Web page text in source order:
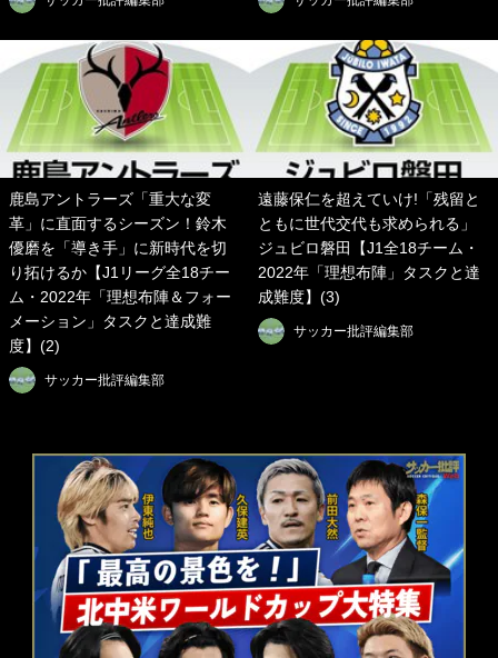
鹿島アントラーズ「重大な変
革」に直面するシーズン！鈴木
優磨を「導き手」に新時代を切
り拓けるか【J1リーグ全18チー
ム・2022年「理想布陣＆フォー
メーション」タスクと達成難
度】(2)
サッカー批評編集部
遠藤保仁を超えていけ!「残留と
ともに世代交代も求められる」
ジュビロ磐田【J1全18チーム・
2022年「理想布陣」タスクと達
成難度】(3)
サッカー批評編集部